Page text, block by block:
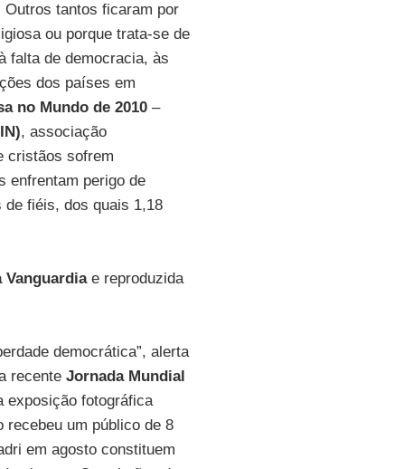
tantos ficaram por
ou porque trata-se de
falta de democracia, às
dos países em
no Mundo de 2010–
, associação
cristãos sofrem
enfrentam perigo de
de fiéis, dos quais 1,18
Vanguardiae reproduzida
democrática”, alerta
recente Jornada Mundial
exposição fotográfica
um público de 8
em agosto constituem